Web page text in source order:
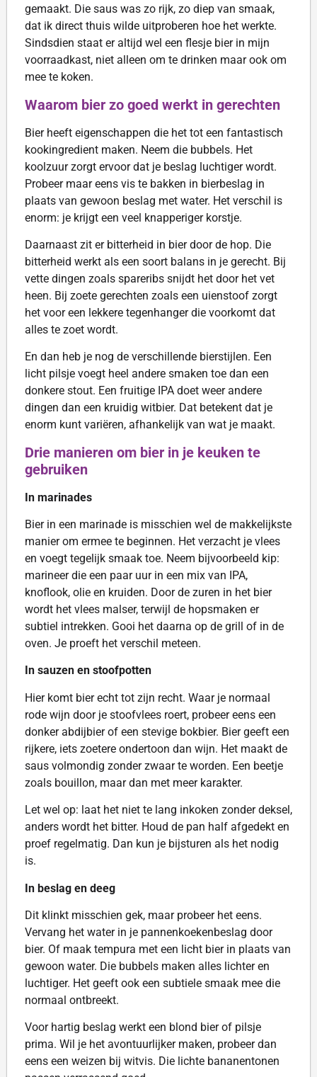
gemaakt. Die saus was zo rijk, zo diep van smaak,
dat ik direct thuis wilde uitproberen hoe het werkte.
Sindsdien staat er altijd wel een flesje bier in mijn
voorraadkast, niet alleen om te drinken maar ook om
mee te koken.
Waarom bier zo goed werkt in gerechten
Bier heeft eigenschappen die het tot een fantastisch
kookingredient maken. Neem die bubbels. Het
koolzuur zorgt ervoor dat je beslag luchtiger wordt.
Probeer maar eens vis te bakken in bierbeslag in
plaats van gewoon beslag met water. Het verschil is
enorm: je krijgt een veel knapperiger korstje.
Daarnaast zit er bitterheid in bier door de hop. Die
bitterheid werkt als een soort balans in je gerecht. Bij
vette dingen zoals spareribs snijdt het door het vet
heen. Bij zoete gerechten zoals een uienstoof zorgt
het voor een lekkere tegenhanger die voorkomt dat
alles te zoet wordt.
En dan heb je nog de verschillende bierstijlen. Een
licht pilsje voegt heel andere smaken toe dan een
donkere stout. Een fruitige IPA doet weer andere
dingen dan een kruidig witbier. Dat betekent dat je
enorm kunt variëren, afhankelijk van wat je maakt.
Drie manieren om bier in je keuken te
gebruiken
In marinades
Bier in een marinade is misschien wel de makkelijkste
manier om ermee te beginnen. Het verzacht je vlees
en voegt tegelijk smaak toe. Neem bijvoorbeeld kip:
marineer die een paar uur in een mix van IPA,
knoflook, olie en kruiden. Door de zuren in het bier
wordt het vlees malser, terwijl de hopsmaken er
subtiel intrekken. Gooi het daarna op de grill of in de
oven. Je proeft het verschil meteen.
In sauzen en stoofpotten
Hier komt bier echt tot zijn recht. Waar je normaal
rode wijn door je stoofvlees roert, probeer eens een
donker abdijbier of een stevige bokbier. Bier geeft een
rijkere, iets zoetere ondertoon dan wijn. Het maakt de
saus volmondig zonder zwaar te worden. Een beetje
zoals bouillon, maar dan met meer karakter.
Let wel op: laat het niet te lang inkoken zonder deksel,
anders wordt het bitter. Houd de pan half afgedekt en
proef regelmatig. Dan kun je bijsturen als het nodig
is.
In beslag en deeg
Dit klinkt misschien gek, maar probeer het eens.
Vervang het water in je pannenkoekenbeslag door
bier. Of maak tempura met een licht bier in plaats van
gewoon water. Die bubbels maken alles lichter en
luchtiger. Het geeft ook een subtiele smaak mee die
normaal ontbreekt.
Voor hartig beslag werkt een blond bier of pilsje
prima. Wil je het avontuurlijker maken, probeer dan
eens een weizen bij witvis. Die lichte bananentonen